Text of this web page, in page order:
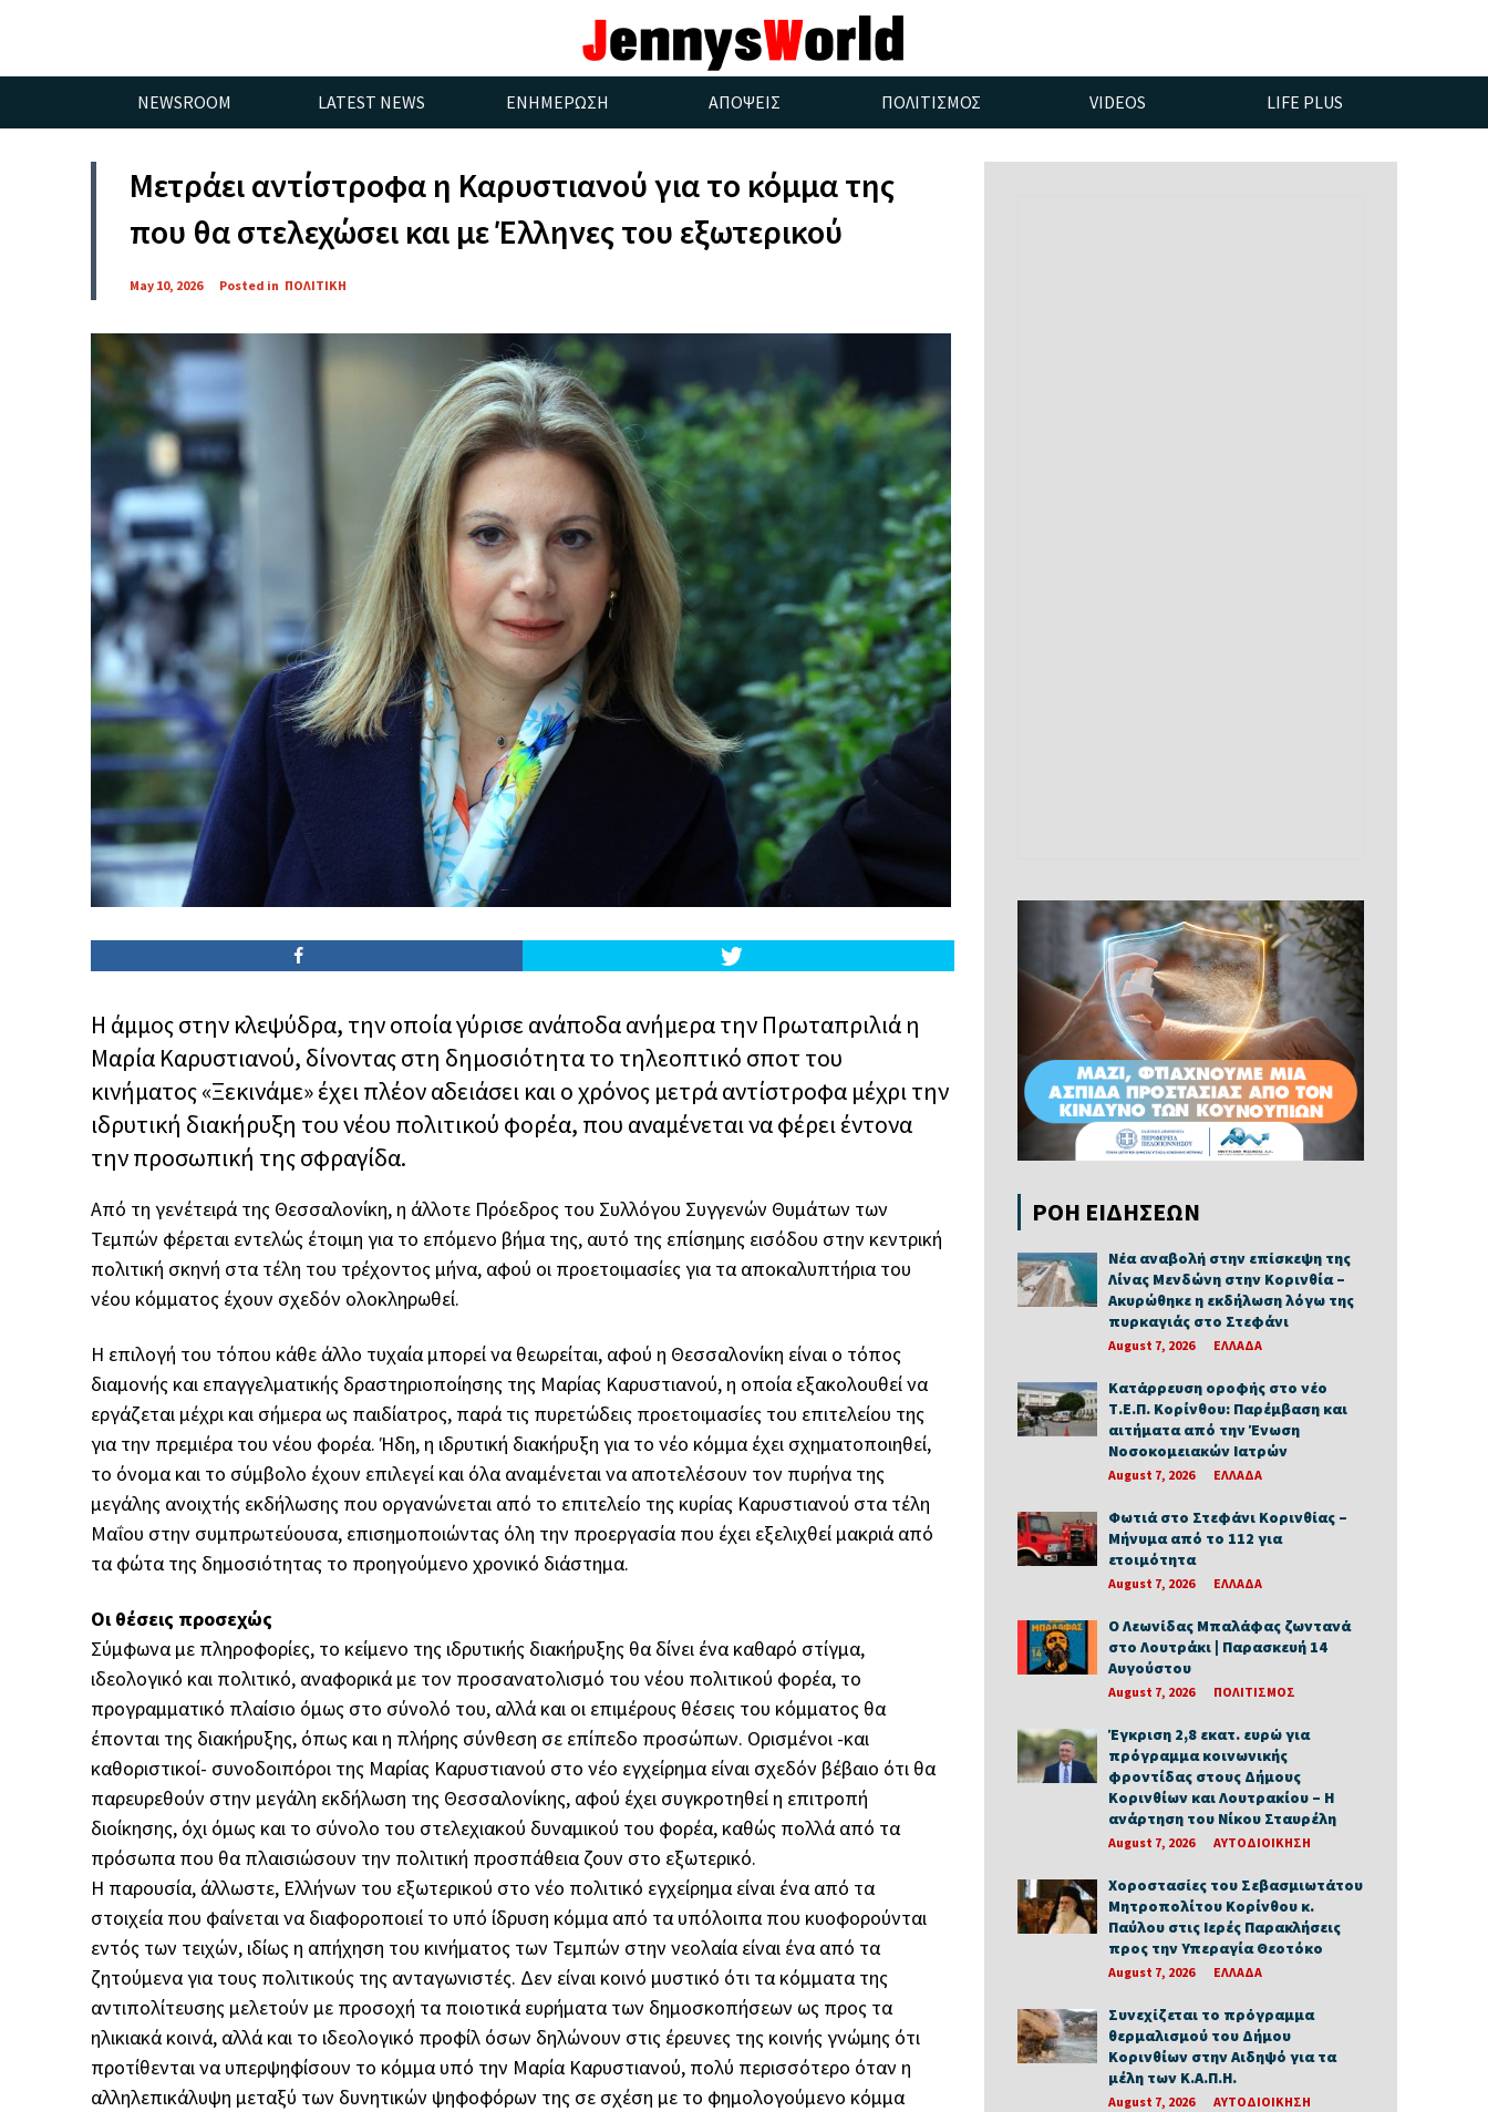
NEWSROOM LATEST NEWS ΕΝΗΜΕΡΩΣΗ ΑΠΟΨΕΙΣ ΠΟΛΙΤΙΣΜΟΣ VIDEOS LIFE PLUS
Μετράει αντίστροφα η Καρυστιανού για το κόμμα της
που θα στελεχώσει και με Έλληνες του εξωτερικού
May 10, 2026 Posted in ΠΟΛΙΤΙΚΗ
Η άμμος στην κλεψύδρα, την οποία γύρισε ανάποδα ανήμερα την Πρωταπριλιά η
Μαρία Καρυστιανού, δίνοντας στη δημοσιότητα το τηλεοπτικό σποτ του
κινήματος «Ξεκινάμε» έχει πλέον αδειάσει και ο χρόνος μετρά αντίστροφα μέχρι την
ιδρυτική διακήρυξη του νέου πολιτικού φορέα, που αναμένεται να φέρει έντονα
την προσωπική της σφραγίδα.
Από τη γενέτειρά της Θεσσαλονίκη, η άλλοτε Πρόεδρος του Συλλόγου Συγγενών Θυμάτων των
Τεμπών φέρεται εντελώς έτοιμη για το επόμενο βήμα της, αυτό της επίσημης εισόδου στην κεντρική
πολιτική σκηνή στα τέλη του τρέχοντος μήνα, αφού οι προετοιμασίες για τα αποκαλυπτήρια του
νέου κόμματος έχουν σχεδόν ολοκληρωθεί.
Η επιλογή του τόπου κάθε άλλο τυχαία μπορεί να θεωρείται, αφού η Θεσσαλονίκη είναι ο τόπος
διαμονής και επαγγελματικής δραστηριοποίησης της Μαρίας Καρυστιανού, η οποία εξακολουθεί να
εργάζεται μέχρι και σήμερα ως παιδίατρος, παρά τις πυρετώδεις προετοιμασίες του επιτελείου της
για την πρεμιέρα του νέου φορέα. Ήδη, η ιδρυτική διακήρυξη για το νέο κόμμα έχει σχηματοποιηθεί,
το όνομα και το σύμβολο έχουν επιλεγεί και όλα αναμένεται να αποτελέσουν τον πυρήνα της
μεγάλης ανοιχτής εκδήλωσης που οργανώνεται από το επιτελείο της κυρίας Καρυστιανού στα τέλη
Μαΐου στην συμπρωτεύουσα, επισημοποιώντας όλη την προεργασία που έχει εξελιχθεί μακριά από
τα φώτα της δημοσιότητας το προηγούμενο χρονικό διάστημα.
Οι θέσεις προσεχώς
Σύμφωνα με πληροφορίες, το κείμενο της ιδρυτικής διακήρυξης θα δίνει ένα καθαρό στίγμα,
ιδεολογικό και πολιτικό, αναφορικά με τον προσανατολισμό του νέου πολιτικού φορέα, το
προγραμματικό πλαίσιο όμως στο σύνολό του, αλλά και οι επιμέρους θέσεις του κόμματος θα
έπονται της διακήρυξης, όπως και η πλήρης σύνθεση σε επίπεδο προσώπων. Ορισμένοι -και
καθοριστικοί- συνοδοιπόροι της Μαρίας Καρυστιανού στο νέο εγχείρημα είναι σχεδόν βέβαιο ότι θα
παρευρεθούν στην μεγάλη εκδήλωση της Θεσσαλονίκης, αφού έχει συγκροτηθεί η επιτροπή
διοίκησης, όχι όμως και το σύνολο του στελεχιακού δυναμικού του φορέα, καθώς πολλά από τα
πρόσωπα που θα πλαισιώσουν την πολιτική προσπάθεια ζουν στο εξωτερικό.
Η παρουσία, άλλωστε, Ελλήνων του εξωτερικού στο νέο πολιτικό εγχείρημα είναι ένα από τα
στοιχεία που φαίνεται να διαφοροποιεί το υπό ίδρυση κόμμα από τα υπόλοιπα που κυοφορούνται
εντός των τειχών, ιδίως η απήχηση του κινήματος των Τεμπών στην νεολαία είναι ένα από τα
ζητούμενα για τους πολιτικούς της ανταγωνιστές. Δεν είναι κοινό μυστικό ότι τα κόμματα της
αντιπολίτευσης μελετούν με προσοχή τα ποιοτικά ευρήματα των δημοσκοπήσεων ως προς τα
ηλικιακά κοινά, αλλά και το ιδεολογικό προφίλ όσων δηλώνουν στις έρευνες της κοινής γνώμης ότι
προτίθενται να υπερψηφίσουν το κόμμα υπό την Μαρία Καρυστιανού, πολύ περισσότερο όταν η
αλληλεπικάλυψη μεταξύ των δυνητικών ψηφοφόρων της σε σχέση με το φημολογούμενο κόμμα
ΡΟΗ ΕΙΔΗΣΕΩΝ
Νέα αναβολή στην επίσκεψη της
Λίνας Μενδώνη στην Κορινθία –
Ακυρώθηκε η εκδήλωση λόγω της
πυρκαγιάς στο Στεφάνι
August 7, 2026 ΕΛΛΑΔΑ
Κατάρρευση οροφής στο νέο
Τ.Ε.Π. Κορίνθου: Παρέμβαση και
αιτήματα από την Ένωση
Νοσοκομειακών Ιατρών
August 7, 2026 ΕΛΛΑΔΑ
Φωτιά στο Στεφάνι Κορινθίας –
Μήνυμα από το 112 για
ετοιμότητα
August 7, 2026 ΕΛΛΑΔΑ
Ο Λεωνίδας Μπαλάφας ζωντανά
στο Λουτράκι | Παρασκευή 14
Αυγούστου
August 7, 2026 ΠΟΛΙΤΙΣΜΟΣ
Έγκριση 2,8 εκατ. ευρώ για
πρόγραμμα κοινωνικής
φροντίδας στους Δήμους
Κορινθίων και Λουτρακίου – Η
ανάρτηση του Νίκου Σταυρέλη
August 7, 2026 ΑΥΤΟΔΙΟΙΚΗΣΗ
Χοροστασίες του Σεβασμιωτάτου
Μητροπολίτου Κορίνθου κ.
Παύλου στις Ιερές Παρακλήσεις
προς την Υπεραγία Θεοτόκο
August 7, 2026 ΕΛΛΑΔΑ
Συνεχίζεται το πρόγραμμα
θερμαλισμού του Δήμου
Κορινθίων στην Αιδηψό για τα
μέλη των Κ.Α.Π.Η.
August 7, 2026 ΑΥΤΟΔΙΟΙΚΗΣΗ